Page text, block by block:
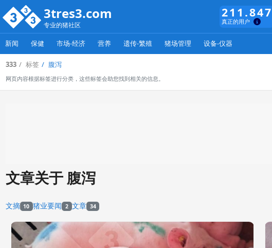
3tres3.com
专业的猪社区
211.847
真正的用户
新闻 保健 市场-经济 营养 遗传-繁殖 猪场管理 设备-仪器
333 标签 腹泻
网页内容根据标签进行分类，这些标签会助您找到相关的信息。
文章关于 腹泻
文摘 10 猪业要闻 2 文章 34